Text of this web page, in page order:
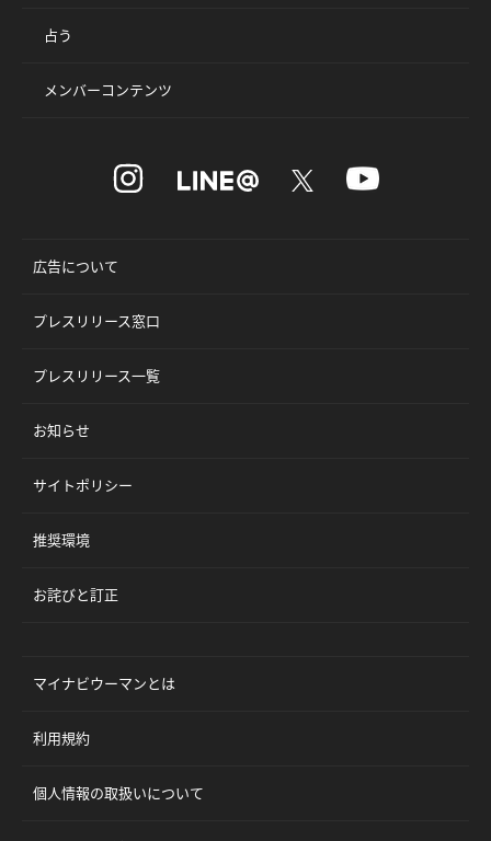
占う
メンバーコンテンツ
広告について
プレスリリース窓口
プレスリリース一覧
お知らせ
サイトポリシー
推奨環境
お詫びと訂正
マイナビウーマンとは
利用規約
個人情報の取扱いについて